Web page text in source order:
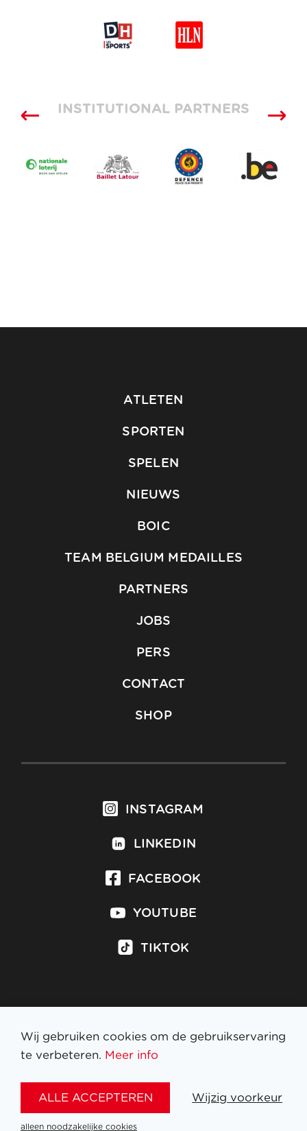
INSTITUTIONAL PARTNERS
ATLETEN
SPORTEN
SPELEN
NIEUWS
BOIC
TEAM BELGIUM MEDAILLES
PARTNERS
JOBS
PERS
CONTACT
SHOP
INSTAGRAM
LINKEDIN
FACEBOOK
YOUTUBE
TIKTOK
Inschrijven op nieuwsbrief
Wij gebruiken cookies om de gebruikservaring
te verbeteren. Meer info
ALLE ACCEPTEREN Wijzig voorkeur
alleen noodzakelijke cookies